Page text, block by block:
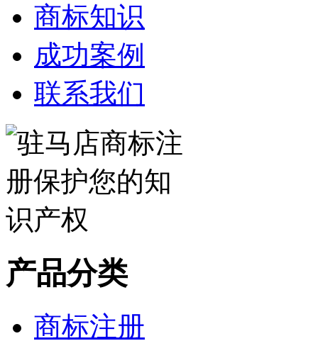
商标知识
成功案例
联系我们
产品分类
商标注册